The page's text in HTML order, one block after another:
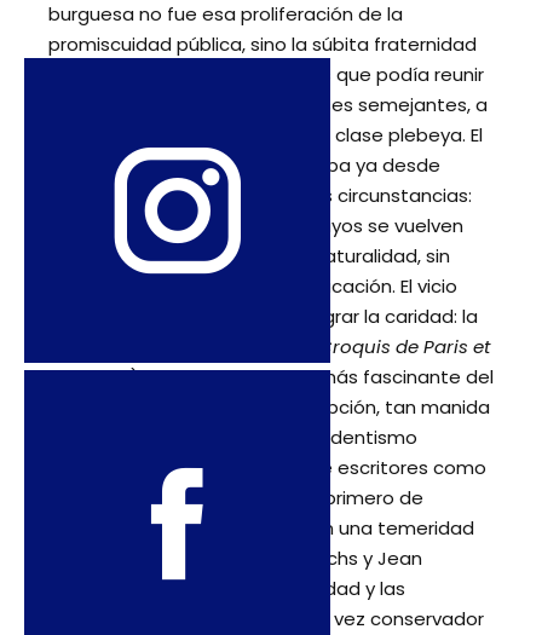
burguesa no fue esa proliferación de la
promiscuidad pública, sino la súbita fraternidad
sexual entre las clases sociales que podía reunir
en un mismo sitio, y con intereses semejantes, a
las personas respetables y a la clase plebeya. El
novelista J.K. Huysmans señalaba ya desde
finales del siglo XIX que en esas circunstancias:
“Los hombres de bien y los lacayos se vuelven
iguales y se hablan con toda naturalidad, sin
importar las diferencias de educación. El vicio
consigue así lo que no pudo lograr la caridad: la
Croquis de Paris et
d’ailleurs). Tal vez el aspecto más fascinante del
libro de Buot no sea esa descripción, tan manida
ya, de las atmósferas del decadentismo
parisiense, sino el modo en que escritores como
Marcel Proust y André Gide (el primero de
manera velada, el segundo con una temeridad
insólita), y con ellos Maurice Sachs y Jean
Cocteau, revelaron la complejidad y las
ambigüedades de un París a la vez conservador